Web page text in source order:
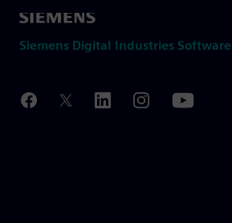
Siemens Digital Industries Software